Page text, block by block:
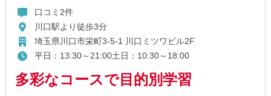
口コミ2件
川口駅より徒歩3分
埼玉県川口市栄町3-5-1 川口ミツワビル2F
平日：13:30～21:00土日：10:30～18:00
多彩なコースで目的別学習